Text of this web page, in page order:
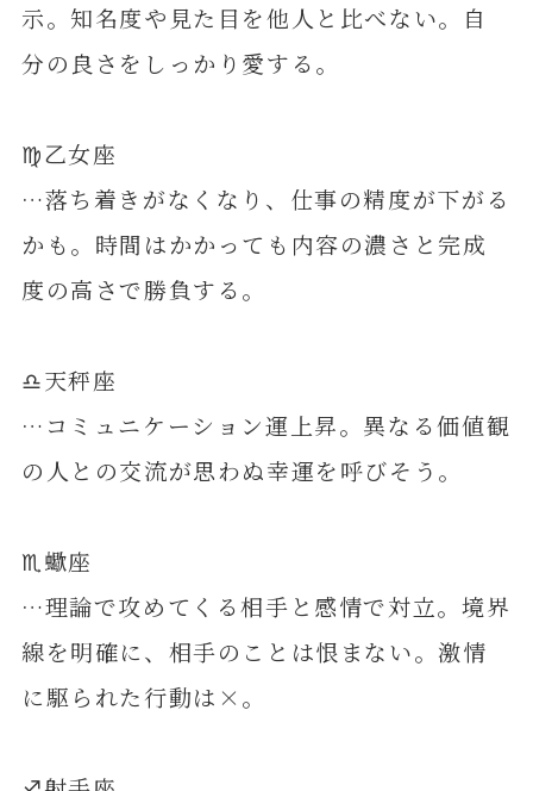
示。知名度や見た目を他人と比べない。自
分の良さをしっかり愛する。
♍️乙女座
…落ち着きがなくなり、仕事の精度が下がる
かも。時間はかかっても内容の濃さと完成
度の高さで勝負する。
♎️天秤座
…コミュニケーション運上昇。異なる価値観
の人との交流が思わぬ幸運を呼びそう。
♏️蠍座
…理論で攻めてくる相手と感情で対立。境界
線を明確に、相手のことは恨まない。激情
に駆られた行動は×。